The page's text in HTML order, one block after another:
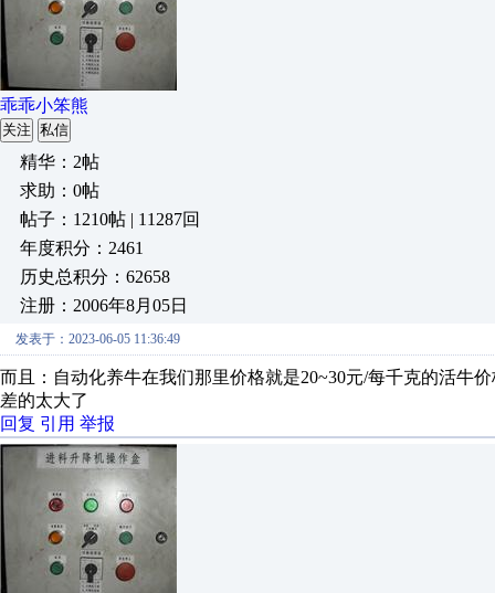
乖乖小笨熊
关注 私信
精华：2帖
求助：0帖
帖子：1210帖 | 11287回
年度积分：2461
历史总积分：62658
注册：2006年8月05日
发表于：2023-06-05 11:36:49
而且：自动化养牛在我们那里价格就是20~30元/每千克的活牛
差的太大了
回复 引用 举报